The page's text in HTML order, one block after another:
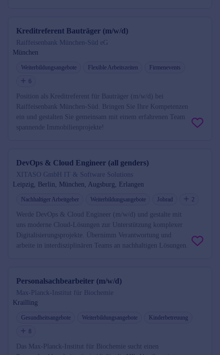
Kreditreferent Bauträger (m/w/d)
Raiffeisenbank München-Süd eG
München
Weiterbildungsangebote Flexible Arbeitszeiten
Firmenevents
6
Position als Kreditreferent für Bauträger (m/w/d) bei
Raiffeisenbank München-Süd. Bringen Sie Ihre Kompetenzen
ein und gestalten Sie gemeinsam mit einem erfahrenen Team
spannende Immobilienprojekte!
DevOps & Cloud Engineer (all genders)
XITASO GmbH IT & Software Solutions
Leipzig, Berlin, München, Augsburg, Erlangen
Nachhaltiger Arbeitgeber Weiterbildungsangebote Jobrad 2
Werde DevOps & Cloud Engineer (m/w/d) und gestalte mit
uns moderne Cloud-Lösungen zur Unterstützung komplexer
Digitalisierungsprojekte. Übernimm Verantwortung und
arbeite in interdisziplinären Teams an nachhaltigen Lösungen.
Personalsachbearbeiter (m/w/d)
Max-Planck-Institut für Biochemie
Krailling
Gesundheitsangebote Weiterbildungsangebote
Kinderbetreuung
8
Das Max-Planck-Institut für Biochemie sucht einen